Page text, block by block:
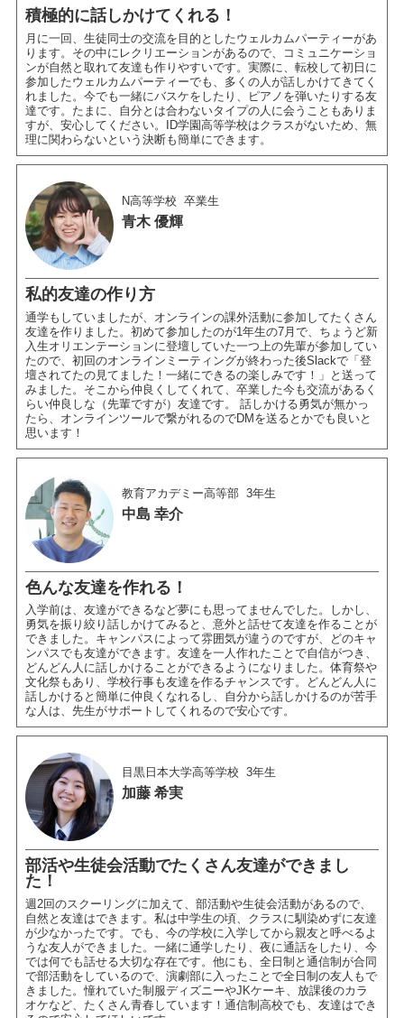
積極的に話しかけてくれる！
月に一回、生徒同士の交流を目的としたウェルカムパーティーがあ
ります。その中にレクリエーションがあるので、コミュニケーショ
ンが自然と取れて友達も作りやすいです。実際に、転校して初日に
参加したウェルカムパーティーでも、多くの人が話しかけてきてく
れました。今でも一緒にバスケをしたり、ピアノを弾いたりする友
達です。たまに、自分とは合わないタイプの人に会うこともありま
すが、安心してください。ID学園高等学校はクラスがないため、無
理に関わらないという決断も簡単にできます。
N高等学校 卒業生
青木 優輝
私的友達の作り方
通学もしていましたが、オンラインの課外活動に参加してたくさん
友達を作りました。初めて参加したのが1年生の7月で、ちょうど新
入生オリエンテーションに登壇していた一つ上の先輩が参加してい
たので、初回のオンラインミーティングが終わった後Slackで「登
壇されてたの見てました！一緒にできるの楽しみです！」と送って
みました。そこから仲良くしてくれて、卒業した今も交流があるく
らい仲良しな（先輩ですが）友達です。 話しかける勇気が無かっ
たら、オンラインツールで繋がれるのでDMを送るとかでも良いと
思います！
教育アカデミー高等部 3年生
中島 幸介
色んな友達を作れる！
入学前は、友達ができるなど夢にも思ってませんでした。しかし、
勇気を振り絞り話しかけてみると、意外と話せて友達を作ることが
できました。キャンパスによって雰囲気が違うのですが、どのキャ
ンパスでも友達ができます。友達を一人作れたことで自信がつき、
どんどん人に話しかけることができるようになりました。体育祭や
文化祭もあり、学校行事も友達を作るチャンスです。どんどん人に
話しかけると簡単に仲良くなれるし、自分から話しかけるのが苦手
な人は、先生がサポートしてくれるので安心です。
目黒日本大学高等学校 3年生
加藤 希実
部活や生徒会活動でたくさん友達ができまし
た！
週2回のスクーリングに加えて、部活動や生徒会活動があるので、
自然と友達はできます。私は中学生の頃、クラスに馴染めずに友達
が少なかったです。でも、今の学校に入学してから親友と呼べるよ
うな友人ができました。一緒に通学したり、夜に通話をしたり、今
では何でも話せる大切な存在です。他にも、全日制と通信制が合同
で部活動をしているので、演劇部に入ったことで全日制の友人もで
きました。憧れていた制服ディズニーやJKケーキ、放課後のカラ
オケなど、たくさん青春しています！通信制高校でも、友達はでき